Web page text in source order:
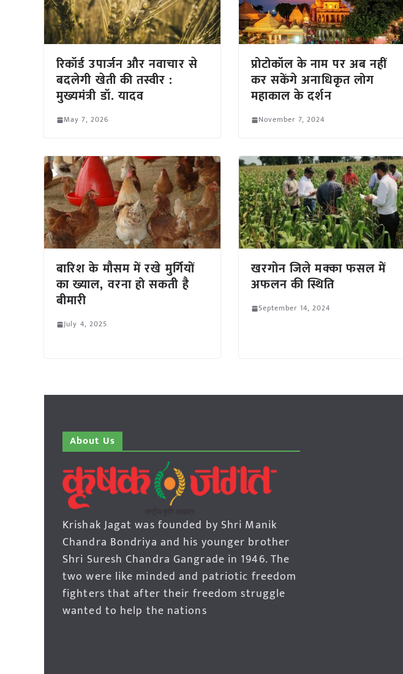
रिकॉर्ड उपार्जन और नवाचार से
बदलेगी खेती की तस्वीर :
मुख्यमंत्री डॉ. यादव
May 7, 2026
प्रोटोकॉल के नाम पर अब नहीं
कर सकेंगे अनाधिकृत लोग
महाकाल के दर्शन
November 7, 2024
बारिश के मौसम में रखे मुर्गियों
का ख्याल, वरना हो सकती है
बीमारी
July 4, 2025
खरगोन जिले मक्का फसल में
अफलन की स्थिति
September 14, 2024
About Us
Krishak Jagat was founded by Shri Manik
Chandra Bondriya and his younger brother
Shri Suresh Chandra Gangrade in 1946. The
two were like minded and patriotic freedom
fighters that after their freedom struggle
wanted to help the nations